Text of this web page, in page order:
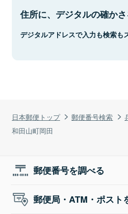
日本郵便トップ 郵便番号検索
和田山町岡田
住所に、デジタルの確かさ
デジタルアドレスで入力も検索も
郵便番号を調べる
郵便局・ATM・ポスト